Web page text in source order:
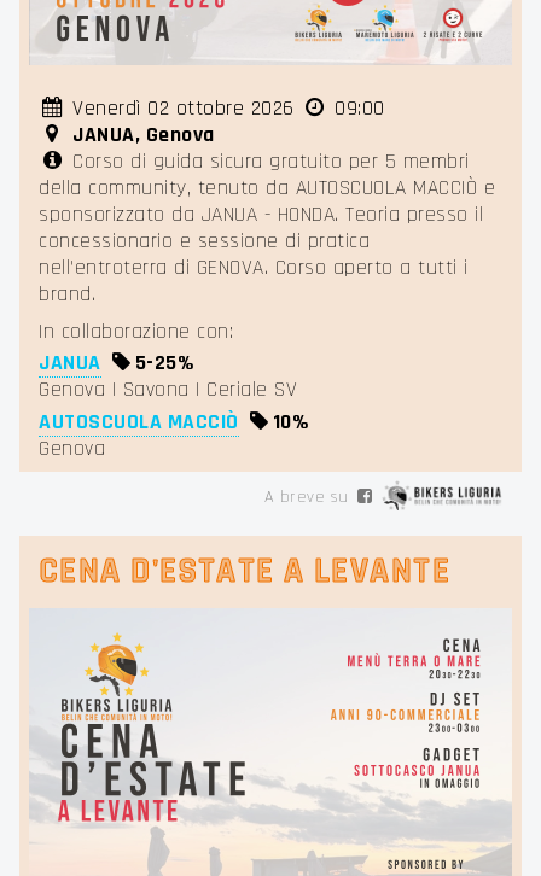
Venerdì 02 ottobre 2026
09:00
JANUA, Genova
Corso di guida sicura gratuito per 5 membri
della community, tenuto da AUTOSCUOLA MACCIÒ e
sponsorizzato da JANUA - HONDA. Teoria presso il
concessionario e sessione di pratica
nell'entroterra di GENOVA. Corso aperto a tutti i
brand.
In collaborazione con:
JANUA
5-25%
Genova | Savona | Ceriale SV
AUTOSCUOLA MACCIÒ
10%
Genova
A breve su
CENA D'ESTATE A LEVANTE